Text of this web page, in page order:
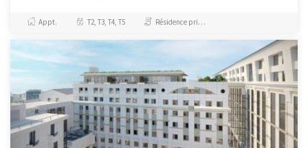
conçus pour allier confort,
élégance et quali...
Appt. T2, T3, T4, T5 Résidence principale / PTZ